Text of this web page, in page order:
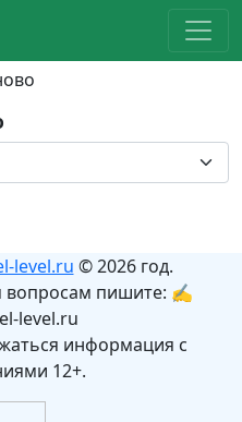
level.ru © 2026 год.
вопросам пишите: ✍
level.ru
информация с
12+.